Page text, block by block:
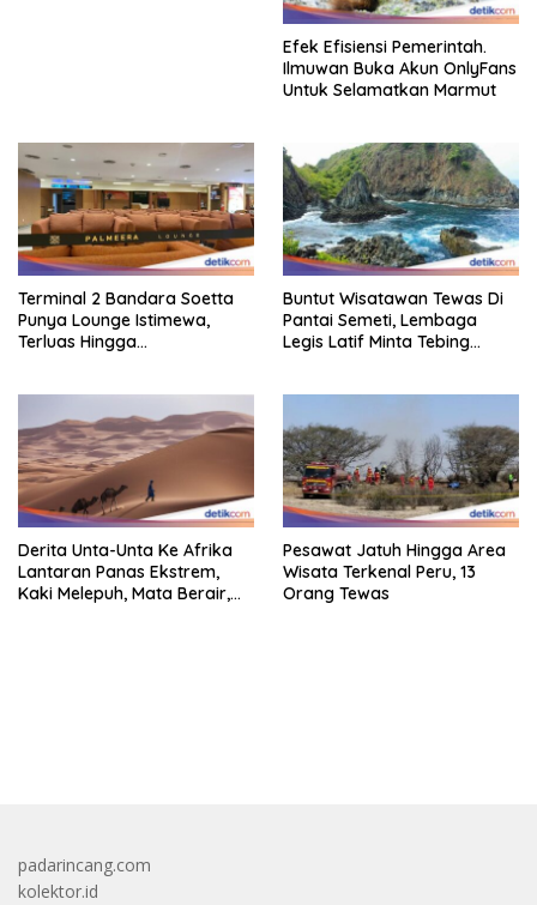
Efek Efisiensi Pemerintah.
Ilmuwan Buka Akun OnlyFans
Untuk Selamatkan Marmut
Terminal 2 Bandara Soetta
Punya Lounge Istimewa,
Terluas Hingga
Buntut Wisatawan Tewas Di
Pantai Semeti, Lembaga
Legis Latif Minta Tebing
Derita Unta-Unta Ke Afrika
Lantaran Panas Ekstrem,
Kaki Melepuh, Mata Berair,
Pesawat Jatuh Hingga Area
Wisata Terkenal Peru, 13
Orang Tewas
padarincang.com
kolektor.id